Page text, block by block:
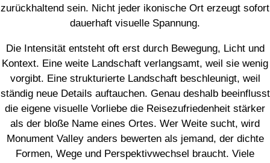
zurückhaltend sein. Nicht jeder ikonische Ort erzeugt sofort
dauerhaft visuelle Spannung.
Die Intensität entsteht oft erst durch Bewegung, Licht und
Kontext. Eine weite Landschaft verlangsamt, weil sie wenig
vorgibt. Eine strukturierte Landschaft beschleunigt, weil
ständig neue Details auftauchen. Genau deshalb beeinflusst
die eigene visuelle Vorliebe die Reisezufriedenheit stärker
als der bloße Name eines Ortes. Wer Weite sucht, wird
Monument Valley anders bewerten als jemand, der dichte
Formen, Wege und Perspektivwechsel braucht. Viele